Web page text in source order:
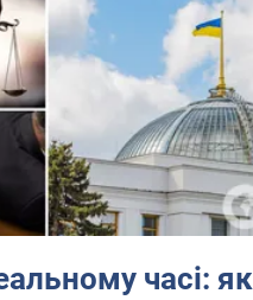
часі: як